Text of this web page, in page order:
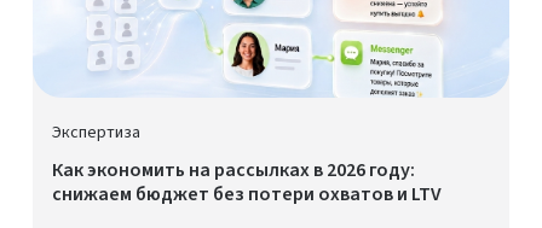
Экспертиза
Как экономить на рассылках в 2026 году:
снижаем бюджет без потери охватов и LTV